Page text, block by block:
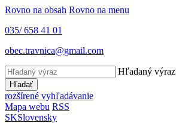
Rovno na obsah Rovno na menu
035/ 658 41 01
obec.travnica@gmail.com
Hľadaný výraz
Hľadať
rozšírené vyhľadávanie
Mapa webu RSS
SKSlovensky